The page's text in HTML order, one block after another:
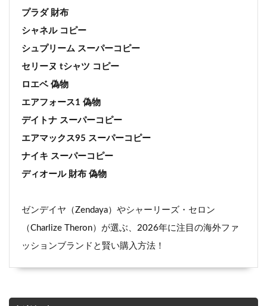
プラダ 財布
シャネル コピー
シュプリーム スーパーコピー
セリーヌ tシャツ コピー
ロエベ 偽物
エアフォース1 偽物
デイトナ スーパーコピー
エアマックス95 スーパーコピー
ナイキ スーパーコピー
ディオール 財布 偽物
ゼンデイヤ（Zendaya）やシャーリーズ・セロン
（Charlize Theron）が選ぶ、2026年に注目の海外ファ
ッションブランドと賢い購入方法！